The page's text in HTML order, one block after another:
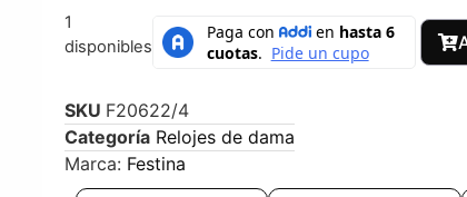
1
disponibles
SKU F20622/4
Categoría Relojes de dama
Marca: Festina